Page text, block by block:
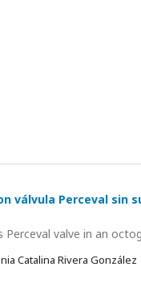
válvula Perceval sin
valve in an
Catalina Rivera González